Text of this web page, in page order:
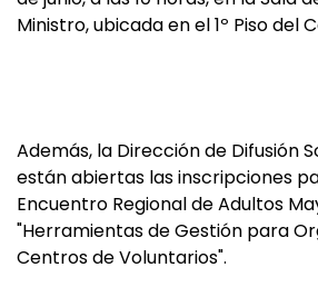
Ministro, ubicada en el 1º Piso del
Además, la Dirección de Difusión
están abiertas las inscripciones
Encuentro Regional de Adultos
"Herramientas de Gestión para
Centros de Voluntarios".